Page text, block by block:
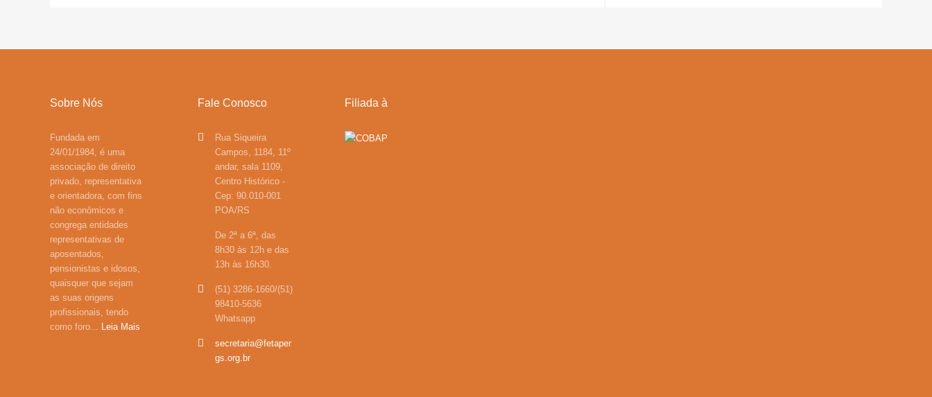
Sobre Nós
Fundada em
24/01/1984, é uma
associação de direito
privado, representativa
e orientadora, com fins
não econômicos e
congrega entidades
representativas de
aposentados,
pensionistas e idosos,
quaisquer que sejam
as suas origens
profissionais, tendo
como foro... Leia Mais
Fale Conosco
Rua Siqueira
Campos, 1184, 11º
andar, sala 1109,
Centro Histórico -
Cep: 90.010-001
POA/RS
De 2ª a 6ª, das
8h30 às 12h e das
13h às 16h30.
(51) 3286-1660/(51)
98410-5636
Whatsapp
secretaria@fetaper
gs.org.br
Filiada à